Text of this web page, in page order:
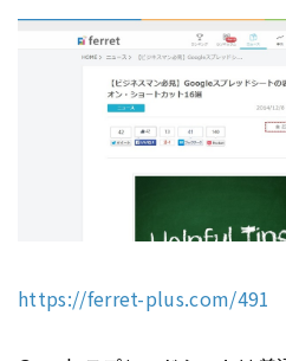
https://ferret-plus.com/491